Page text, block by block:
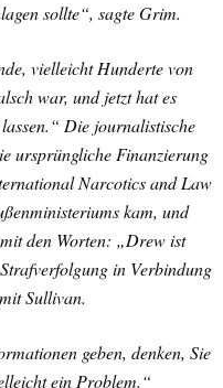
sollte“, sagte Grim.
vielleicht Hunderte von
war, und jetzt hat es
Die journalistische
ursprüngliche Finanzierung
Narcotics and Law
kam, und
den Worten: „Drew ist
in Verbindung
Sullivan.
geben, denken, Sie
ein Problem.“